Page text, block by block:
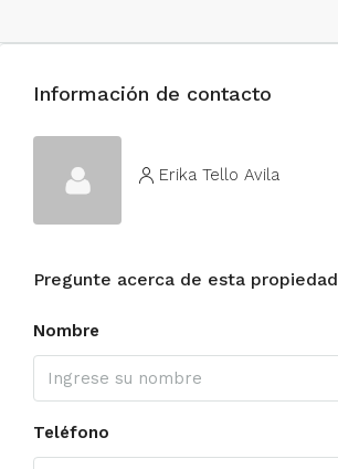
Información de contacto
Erika Tello Avila
Pregunte acerca de esta propiedad
Nombre
Teléfono